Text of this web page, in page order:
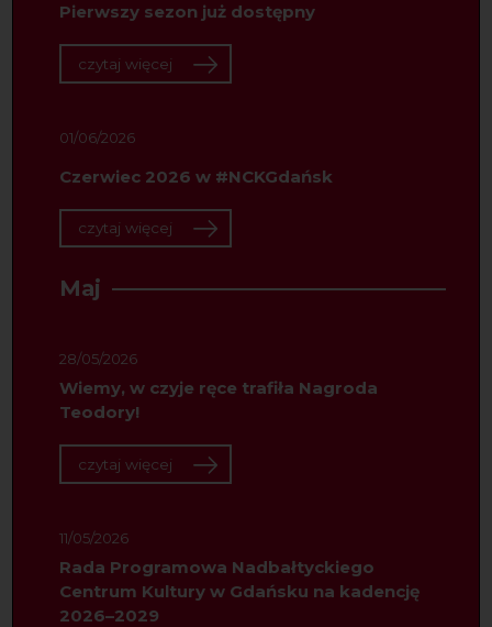
Pierwszy sezon już dostępny
czytaj więcej
01/06/2026
Czerwiec 2026 w #NCKGdańsk
czytaj więcej
Maj
28/05/2026
Wiemy, w czyje ręce trafiła Nagroda
Teodory!
czytaj więcej
11/05/2026
Rada Programowa Nadbałtyckiego
Centrum Kultury w Gdańsku na kadencję
2026–2029